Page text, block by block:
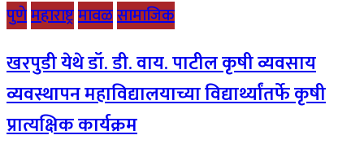
पुणेमहाराष्ट्रमावळसामाजिक
खरपुडी येथे डॉ. डी. वाय. पाटील कृषी व्यवसाय
व्यवस्थापन महाविद्यालयाच्या विद्यार्थ्यांतर्फे कृषी
प्रात्यक्षिक कार्यक्रम